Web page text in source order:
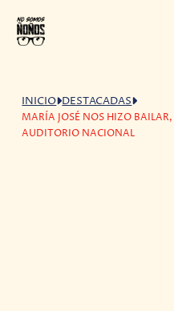
INICIO DESTACADAS
MARÍA JOSÉ NOS HIZO
AUDITORIO NACIONAL